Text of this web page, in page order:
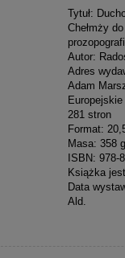
Tytuł:
Chełmży
Autor:
Adres
Adam
281 stron
Format:
Masa: 358 g
ISBN: 978-
Książka
Data
Ald.